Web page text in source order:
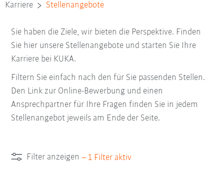
Karriere Stellenangebote
Sie haben die Ziele, wir bieten die Perspektive. Finden
Sie hier unsere Stellenangebote und starten Sie Ihre
Karriere bei KUKA.
Filtern Sie einfach nach den für Sie passenden Stellen.
Den Link zur Online-Bewerbung und einen
Ansprechpartner für Ihre Fragen finden Sie in jedem
Stellenangebot jeweils am Ende der Seite.
Filter anzeigen – 1 Filter aktiv